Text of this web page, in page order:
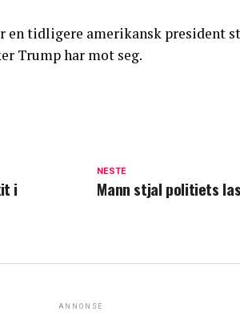
en tidligere amerikansk president
Trump har mot seg.
NESTE
Mann stjal politiets
i
ANNONSE